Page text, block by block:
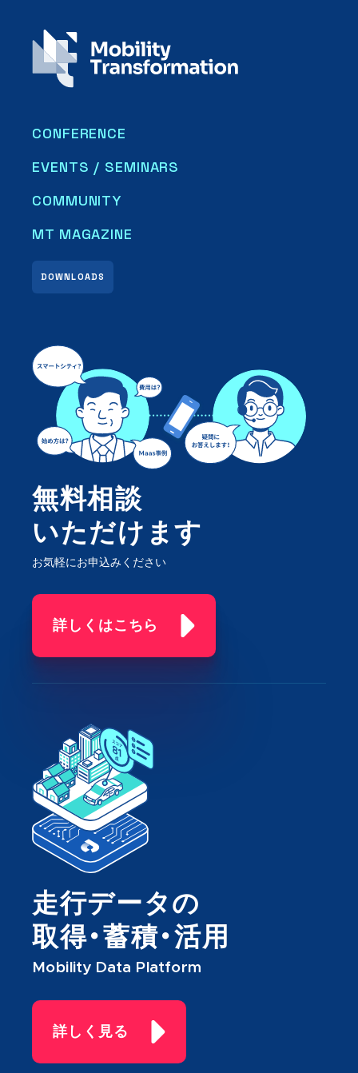
CONFERENCE
EVENTS / SEMINARS
COMMUNITY
DOWNLOADS
MT MAGAZINE
無料相談
いただけます
お気軽にお申込みください
詳しくはこちら
走行データの
取得・蓄積・活用
Mobility Data Platform
詳しく見る